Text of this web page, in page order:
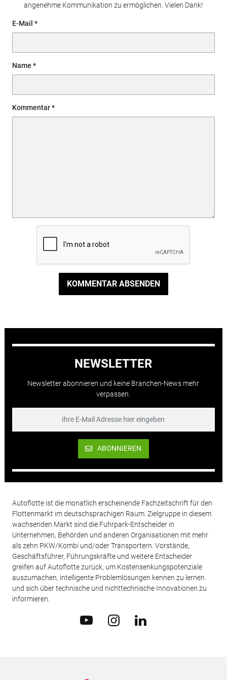
angenehme Kommunikation zu ermöglichen. Vielen Dank!
E-Mail
Name
Kommentar
KOMMENTAR ABSENDEN
NEWSLETTER
Newsletter abonnieren und keine Branchen-News mehr
verpassen.
ABONNIEREN
Autoflotte ist die monatlich erscheinende Fachzeitschrift für den
Flottenmarkt im deutschsprachigen Raum. Zielgruppe in diesem
wachsenden Markt sind die Fuhrpark-Entscheider in
Unternehmen, Behörden und anderen Organisationen mit mehr
als zehn PKW/Kombi und/oder Transportern. Vorstände,
Geschäftsführer, Führungskräfte und weitere Entscheider
greifen auf Autoflotte zurück, um Kostensenkungspotenziale
auszumachen, intelligente Problemlösungen kennen zu lernen
und sich über technische und nichttechnische Innovationen zu
informieren.